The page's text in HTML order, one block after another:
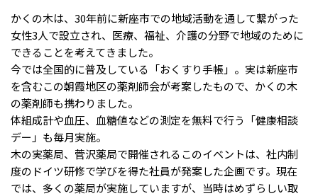
かくの木は、30年前に新座市での地域活動を通して繋がった
女性3人で設立され、医療、福祉、介護の分野で地域のために
できることを考えてきました。
今では全国的に普及している「おくすり手帳」。実は新座市
を含むこの朝霞地区の薬剤師会が考案したもので、かくの木
の薬剤師も携わりました。
体組成計や血圧、血糖値などの測定を無料で行う「健康相談
デー」も毎月実施。
木の実薬局、菅沢薬局で開催されるこのイベントは、社内制
度のドイツ研修で学びを得た社員が発案した企画です。現在
では、多くの薬局が実施していますが、当時はめずらしい取
ご利用ガイド
法人向けページ
メニューを閉じる